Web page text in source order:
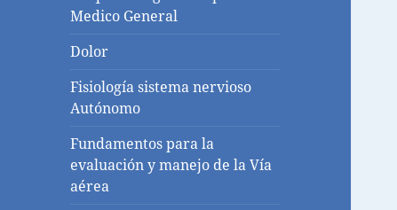
Medico General
Dolor
Fisiología sistema nervioso
Autónomo
Fundamentos para la
evaluación y manejo de la Vía
aérea